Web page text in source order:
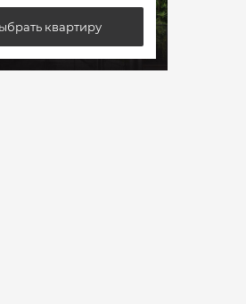
квартиру